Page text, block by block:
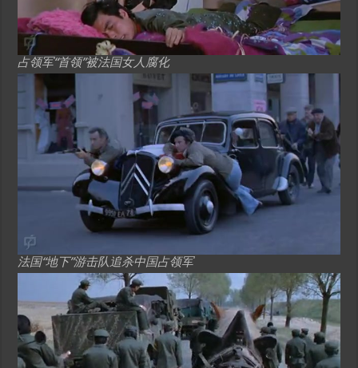
占领军“首领”被法国女人腐化
法国“地下”游击队追杀中国占领军